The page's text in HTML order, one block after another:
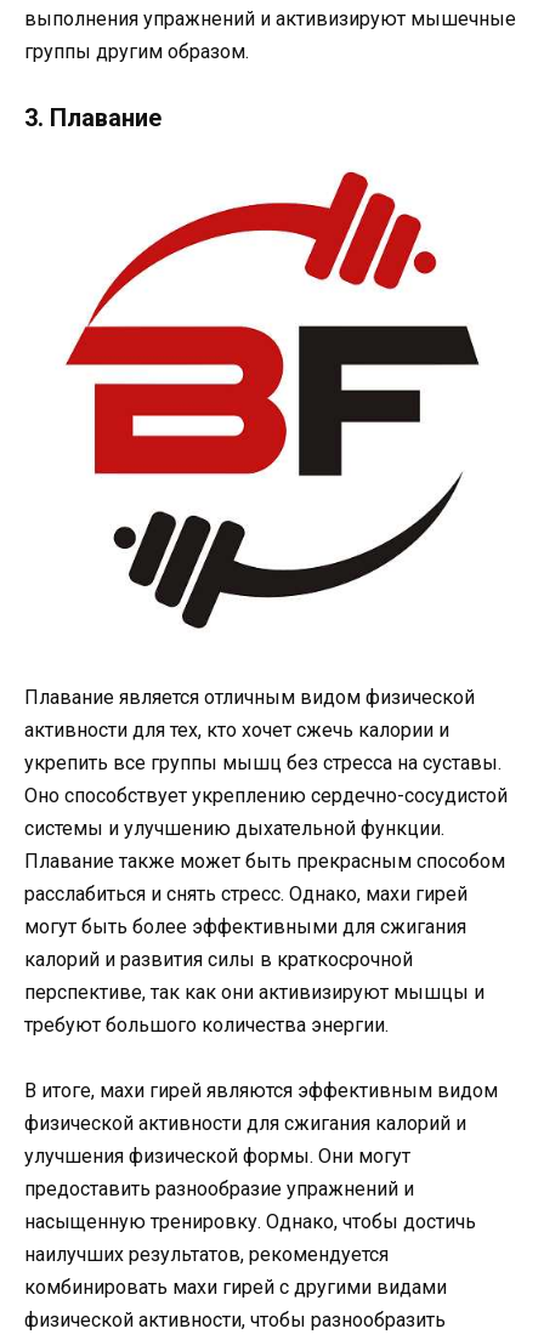
выполнения упражнений и активизируют мышечные
группы другим образом.
3. Плавание
Плавание является отличным видом физической
активности для тех, кто хочет сжечь калории и
укрепить все группы мышц без стресса на суставы.
Оно способствует укреплению сердечно-сосудистой
системы и улучшению дыхательной функции.
Плавание также может быть прекрасным способом
расслабиться и снять стресс. Однако, махи гирей
могут быть более эффективными для сжигания
калорий и развития силы в краткосрочной
перспективе, так как они активизируют мышцы и
требуют большого количества энергии.
В итоге, махи гирей являются эффективным видом
физической активности для сжигания калорий и
улучшения физической формы. Они могут
предоставить разнообразие упражнений и
насыщенную тренировку. Однако, чтобы достичь
наилучших результатов, рекомендуется
комбинировать махи гирей с другими видами
физической активности, чтобы разнообразить